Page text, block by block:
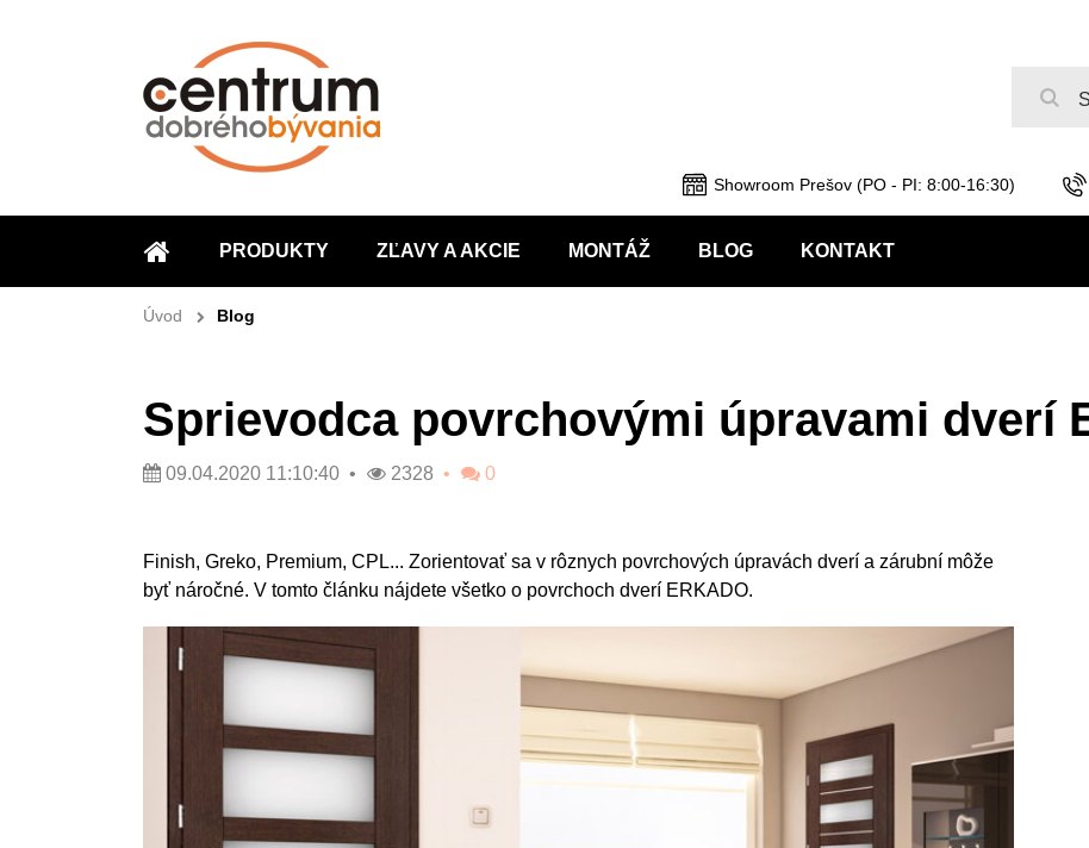
ÚVOD
PRODUKTY ZĽAVY A AKCIE MONTÁŽ BLOG KONTAKT
Showroom Prešov (PO - PI: 8:00-16:30)
Úvod Blog
Sprievodca povrchovými úpravami dverí
09.04.2020 11:10:40 2328 0
Finish, Greko, Premium, CPL... Zorientovať sa v rôznych povrchových úpravách dverí a zárubní môže
byť náročné. V tomto článku nájdete všetko o povrchoch dverí ERKADO.